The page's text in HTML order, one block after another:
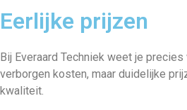
Eerlijke prijzen
Bij Everaard Techniek weet je precies
verborgen kosten, maar duidelijke
kwaliteit.